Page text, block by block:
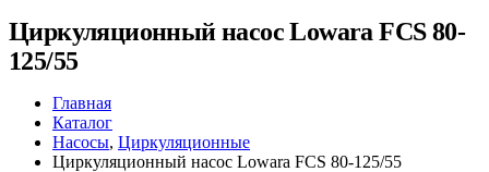
Циркуляционный насос Lowara FCS 80-
125/55
Главная
Каталог
Насосы, Циркуляционные
Циркуляционный насос Lowara FCS 80-125/55